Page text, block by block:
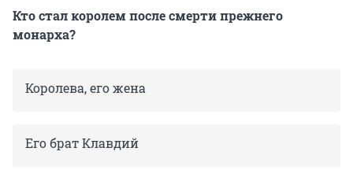
Кто стал королем после смерти прежнего
монарха?
Королева, его жена
Его брат Клавдий